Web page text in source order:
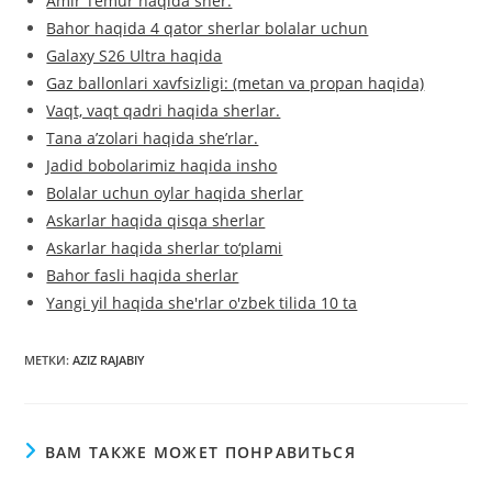
Bahor haqida 4 qator sherlar bolalar uchun
Galaxy S26 Ultra haqida
Gaz ballonlari xavfsizligi: (metan va propan haqida)
Vaqt, vaqt qadri haqida sherlar.
Tana aʼzolari haqida sheʼrlar.
Jadid bobolarimiz haqida insho
Bolalar uchun oylar haqida sherlar
Askarlar haqida qisqa sherlar
Askarlar haqida sherlar to‘plami
Bahor fasli haqida sherlar
Yangi yil haqida she'rlar o'zbek tilida 10 ta
МЕТКИ:AZIZ RAJABIY
ВАМ ТАКЖЕ МОЖЕТ ПОНРАВИТЬСЯ